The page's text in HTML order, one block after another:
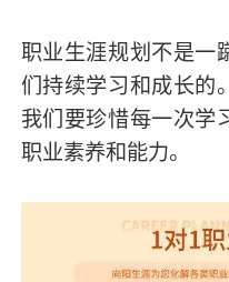
职业生涯规划不是一
们持续学习和成长的
我们要珍惜每一次学
职业素养和能力。